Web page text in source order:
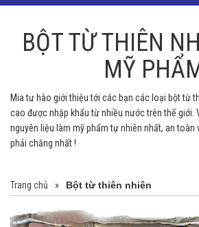
BỘT TỪ THIÊN
MỸ
Mia tư hào giới thiệu tới các bạn các loại bột từ
cao được nhập khẩu từ nhiều nước trên thế giới.
nguyên liệu làm mỹ phẩm tự nhiên nhất, an toàn
phải chăng nhất !
Trang chủ » Bột từ thiên nhiên